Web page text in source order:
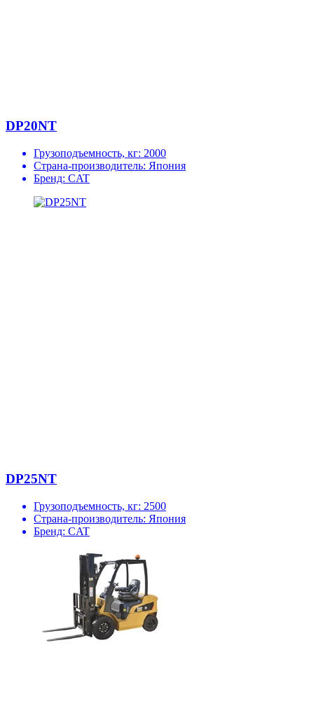
DP20NT
Грузоподъемность, кг: 2000
Страна-производитель: Япония
Бренд: CAT
DP25NT
Грузоподъемность, кг: 2500
Страна-производитель: Япония
Бренд: CAT